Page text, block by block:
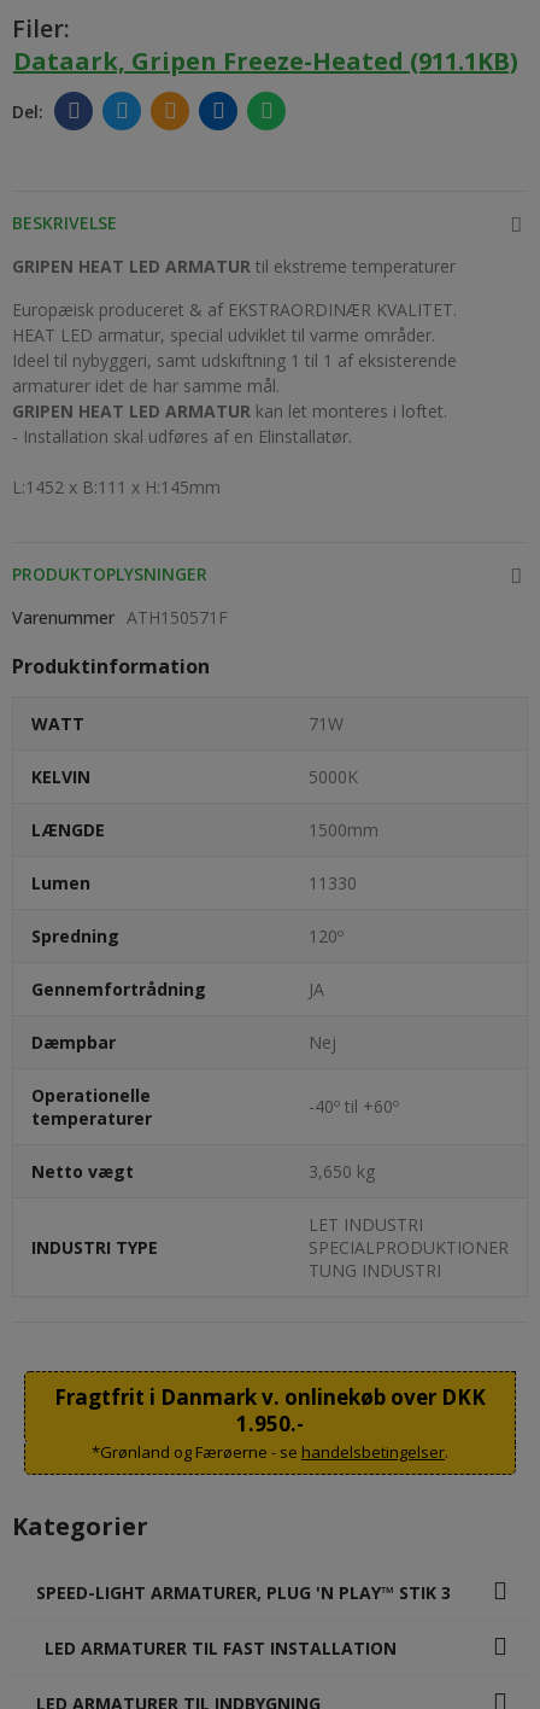
Filer:
Dataark, Gripen Freeze-Heated (911.1KB)
BESKRIVELSE
GRIPEN HEAT LED ARMATUR til ekstreme temperaturer
Europæisk produceret & af EKSTRAORDINÆR KVALITET.
HEAT LED armatur, special udviklet til varme områder.
Ideel til nybyggeri, samt udskiftning 1 til 1 af eksisterende
armaturer idet de har samme mål.
GRIPEN HEAT LED ARMATUR kan let monteres i loftet.
- Installation skal udføres af en Elinstallatør.
L:1452 x B:111 x H:145mm
PRODUKTOPLYSNINGER
Varenummer ATH150571F
Produktinformation
WATT 71W
KELVIN 5000K
LÆNGDE 1500mm
Lumen 11330
Spredning 120º
Gennemfortrådning JA
Dæmpbar Nej
Operationelle
temperaturer
-40º til +60º
Netto vægt 3,650 kg
INDUSTRI TYPE
LET INDUSTRI
SPECIALPRODUKTIONER
TUNG INDUSTRI
Fragtfrit i Danmark v. onlinekøb over DKK
1.950.-
*Grønland og Færøerne - se handelsbetingelser.
Kategorier
SPEED-LIGHT ARMATURER, PLUG 'N PLAY™ STIK 3
LED ARMATURER TIL FAST INSTALLATION
LED ARMATURER TIL INDBYGNING